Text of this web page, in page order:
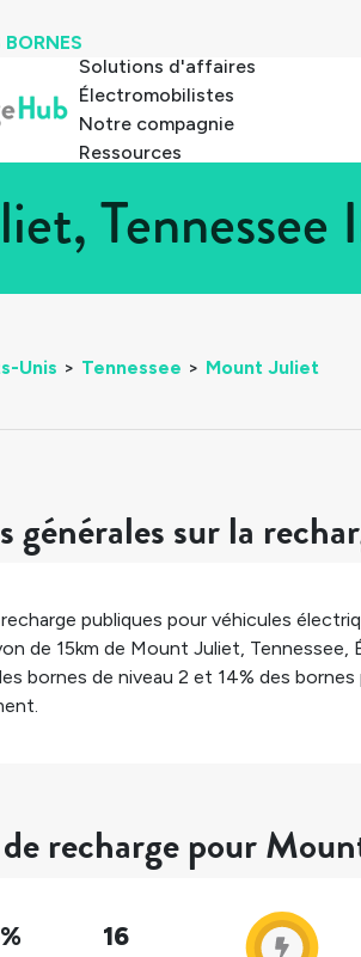
BORNES
Solutions d'affaires
Électromobilistes
Notre compagnie
Ressources
Unis > Tennessee > Mount Juliet
sur la
publiques pour véhicules
de 15km de Mount Juliet, Tennessee,
bornes de niveau 2 et 14% des
recharge pour
16